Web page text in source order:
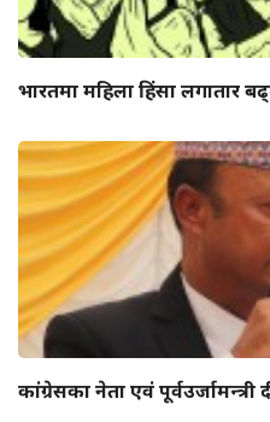
भारतमा महिला हिंसा लगातार
कांग्रेसका नेता एवं